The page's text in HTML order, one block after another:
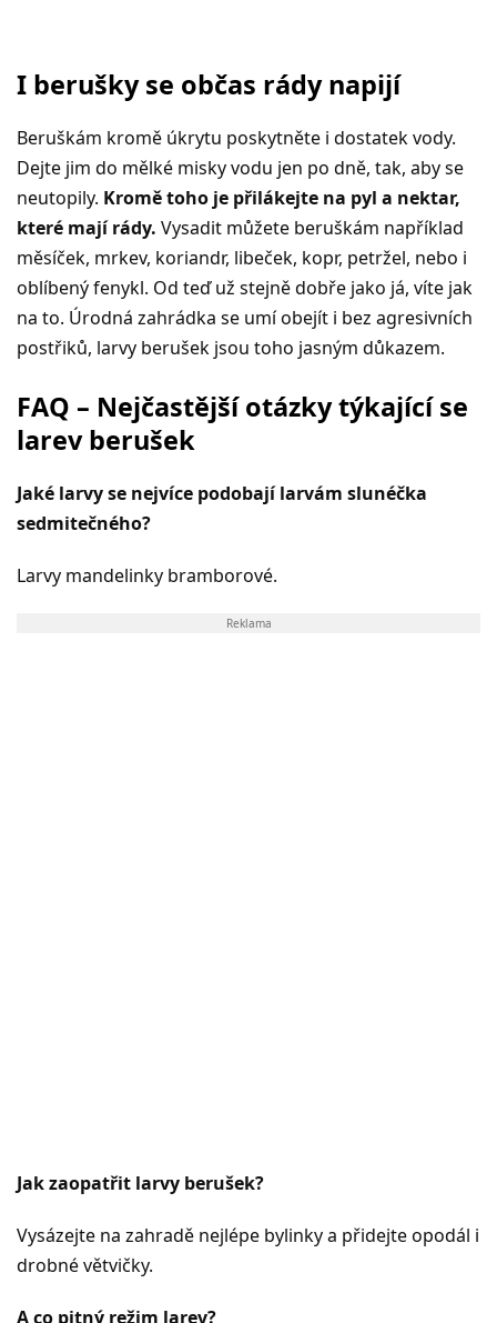
I berušky se občas rády napijí
Beruškám kromě úkrytu poskytněte i dostatek vody.
Dejte jim do mělké misky vodu jen po dně, tak, aby se
neutopily. Kromě toho je přilákejte na pyl a nektar,
které mají rády. Vysadit můžete beruškám například
měsíček, mrkev, koriandr, libeček, kopr, petržel, nebo i
oblíbený fenykl. Od teď už stejně dobře jako já, víte jak
na to. Úrodná zahrádka se umí obejít i bez agresivních
postřiků, larvy berušek jsou toho jasným důkazem.
FAQ – Nejčastější otázky týkající se
larev berušek
Jaké larvy se nejvíce podobají larvám slunéčka
sedmitečného?
Larvy mandelinky bramborové.
Reklama
Jak zaopatřit larvy berušek?
Vysázejte na zahradě nejlépe bylinky a přidejte opodál i
drobné větvičky.
A co pitný režim larev?